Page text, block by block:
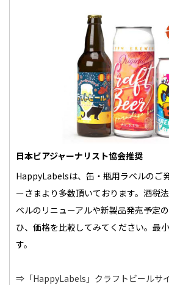
日本ビアジャーナリスト協会推奨
HappyLabelsは、缶・瓶用ラベルのご
ーさまより多数頂いております。酒税
ベルのリニューアルや新製品発売予定
ひ、価格を比較してみてください。最
す。
⇒「HappyLabels」クラフトビールサ